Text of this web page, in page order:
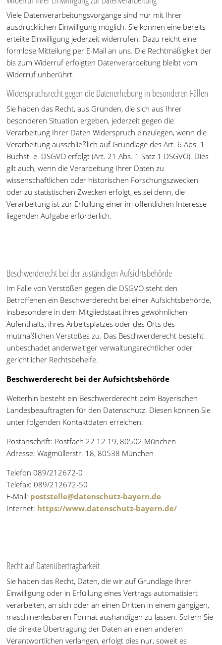
Viele Datenverarbeitungsvorgänge sind nur mit Ihrer
ausdrücklichen Einwilligung möglich. Sie können eine bereits
erteilte Einwilligung jederzeit widerrufen. Dazu reicht eine
formlose Mitteilung per E-Mail an uns. Die Rechtmäßigkeit der
bis zum Widerruf erfolgten Datenverarbeitung bleibt vom
Widerruf unberührt.
Widerspruchsrecht gegen die Datenerhebung in besonderen Fällen
Sie haben das Recht, aus Gründen, die sich aus Ihrer
besonderen Situation ergeben, jederzeit gegen die
Verarbeitung Ihrer Daten Widerspruch einzulegen, wenn die
Verarbeitung ausschließlich auf Grundlage des Art. 6 Abs. 1
Buchst. e DSGVO erfolgt (Art. 21 Abs. 1 Satz 1 DSGVO). Dies
gilt auch, wenn die Verarbeitung Ihrer Daten zu
wissenschaftlichen oder historischen Forschungszwecken
oder zu statistischen Zwecken erfolgt, es sei denn, die
Verarbeitung ist zur Erfüllung einer im öffentlichen Interesse
liegenden Aufgabe erforderlich.
Beschwerderecht bei der zuständigen Aufsichtsbehörde
Im Falle von Verstößen gegen die DSGVO steht den
Betroffenen ein Beschwerderecht bei einer Aufsichtsbehörde,
insbesondere in dem Mitgliedstaat ihres gewöhnlichen
Aufenthalts, ihres Arbeitsplatzes oder des Orts des
mutmaßlichen Verstoßes zu. Das Beschwerderecht besteht
unbeschadet anderweitiger verwaltungsrechtlicher oder
gerichtlicher Rechtsbehelfe.
Beschwerderecht bei der Aufsichtsbehörde
Weiterhin besteht ein Beschwerderecht beim Bayerischen
Landesbeauftragten für den Datenschutz. Diesen können Sie
unter folgenden Kontaktdaten erreichen:
Postanschrift: Postfach 22 12 19, 80502 München
Adresse: Wagmüllerstr. 18, 80538 München
Telefon 089/212672-0
Telefax: 089/212672-50
E-Mail: poststelle@datenschutz-bayern.de
Internet: https://www.datenschutz-bayern.de/
Recht auf Datenübertragbarkeit
Sie haben das Recht, Daten, die wir auf Grundlage Ihrer
Einwilligung oder in Erfüllung eines Vertrags automatisiert
verarbeiten, an sich oder an einen Dritten in einem gängigen,
maschinenlesbaren Format aushändigen zu lassen. Sofern Sie
die direkte Übertragung der Daten an einen anderen
Verantwortlichen verlangen, erfolgt dies nur, soweit es